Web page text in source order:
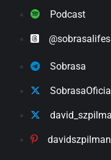
Podcast
Sobrasa